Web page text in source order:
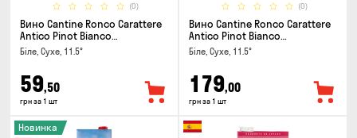
(0)
Вино Cantine Ronco Carattere
Antico Pinot Bianco
Chardonnay Rubicone IGT 0.25л
Біле, Сухе, 11.5°
59,50
грн за 1 шт
(0)
Вино Cantine Ronco Carattere
Antico Pinot Bianco
Chardonnay Rubicone IGT 1л
Біле, Сухе, 11.5°
179,00
грн за 1 шт
Новинка